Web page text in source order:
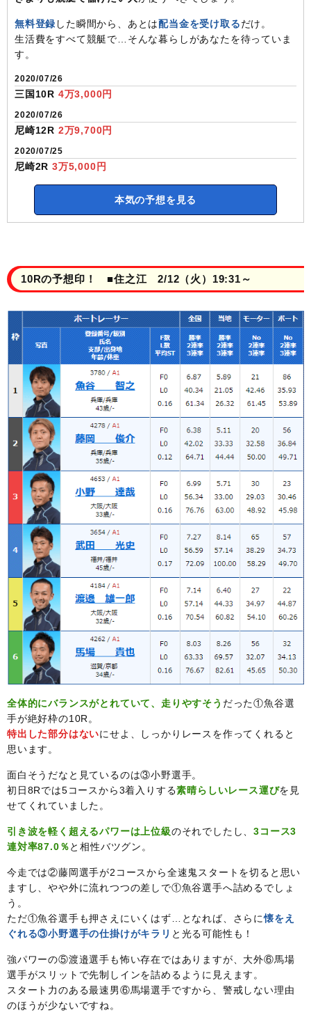
無料登録 した瞬間から、あとは配当金を受け取るだけ。
生活費をすべて競艇で…そんな暮らしがあなたを待っていま
す。
2020/07/26
三国10R 4万3,000円
2020/07/26
尼崎12R 2万9,700円
2020/07/25
尼崎2R 3万5,000円
本気の予想を見る
10Rの予想印！ ■住之江 2/12（火）19:31～
全体的にバランスがとれていて、走りやすそう だった①魚谷選
手が絶好枠の10R。
特出した部分はないにせよ、しっかりレースを作ってくれると
思います。
面白そうだなと見ているのは③小野選手。
初日8Rでは5コースから3着入りする素晴らしいレース運びを見
せてくれていました。
引き波を軽く超えるパワーは上位級のそれでしたし、3コース3
連対率87.0％と相性バツグン。
今走では②藤岡選手が2コースから全速鬼スタートを切ると思い
ますし、やや外に流れつつの差しで①魚谷選手へ詰めるでしょ
う。
ただ①魚谷選手も押さえにいくはず…となれば、さらに懐をえ
ぐれる③小野選手の仕掛けがキラリ と光る可能性も！
強パワーの⑤渡邉選手も怖い存在ではありますが、大外⑥馬場
選手がスリットで先制しインを詰めるように見えます。
スタート力のある最速男⑥馬場選手ですから、警戒しない理由
のほうが少ないですね。